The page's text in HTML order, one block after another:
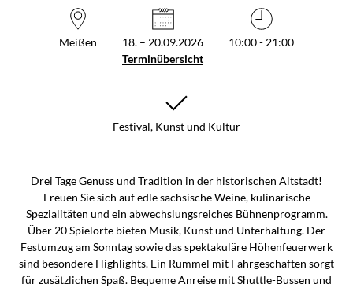
Meißen
18. – 20.09.2026
Terminübersicht
10:00 - 21:00
Festival, Kunst und Kultur
Drei Tage Genuss und Tradition in der historischen Altstadt!
Freuen Sie sich auf edle sächsische Weine, kulinarische
Spezialitäten und ein abwechslungsreiches Bühnenprogramm.
Über 20 Spielorte bieten Musik, Kunst und Unterhaltung. Der
Festumzug am Sonntag sowie das spektakuläre Höhenfeuerwerk
sind besondere Highlights. Ein Rummel mit Fahrgeschäften sorgt
für zusätzlichen Spaß. Bequeme Anreise mit Shuttle-Bussen und